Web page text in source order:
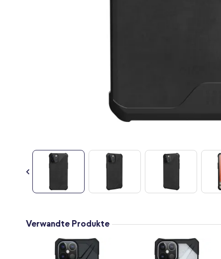
Anfang
der
Bildgalerie
Verwandte Produkte